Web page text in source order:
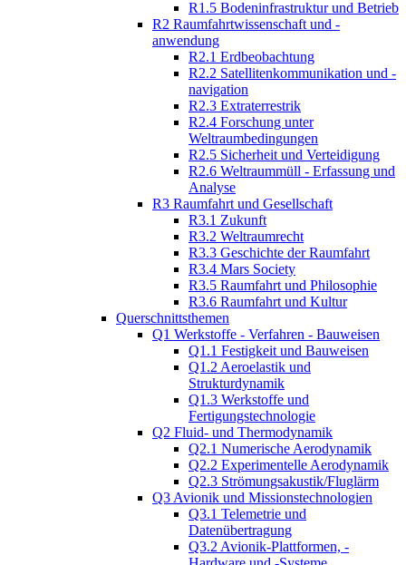
R1.5 Bodeninfrastruktur und Betrieb
R2 Raumfahrtwissenschaft und -
anwendung
R2.1 Erdbeobachtung
R2.2 Satellitenkommunikation und -
navigation
R2.3 Extraterrestrik
R2.4 Forschung unter
Weltraumbedingungen
R2.5 Sicherheit und Verteidigung
R2.6 Weltraummüll - Erfassung und
Analyse
R3 Raumfahrt und Gesellschaft
R3.1 Zukunft
R3.2 Weltraumrecht
R3.3 Geschichte der Raumfahrt
R3.4 Mars Society
R3.5 Raumfahrt und Philosophie
R3.6 Raumfahrt und Kultur
Querschnittsthemen
Q1 Werkstoffe - Verfahren - Bauweisen
Q1.1 Festigkeit und Bauweisen
Q1.2 Aeroelastik und
Strukturdynamik
Q1.3 Werkstoffe und
Fertigungstechnologie
Q2 Fluid- und Thermodynamik
Q2.1 Numerische Aerodynamik
Q2.2 Experimentelle Aerodynamik
Q2.3 Strömungsakustik/Fluglärm
Q3 Avionik und Missionstechnologien
Q3.1 Telemetrie und
Datenübertragung
Q3.2 Avionik-Plattformen, -